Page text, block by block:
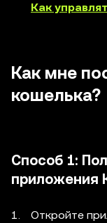
Как
Как мне
кошелька?
Способ 1:
приложения
Откройте